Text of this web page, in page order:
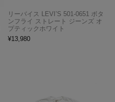
リーバイス LEVI’S 501-0651 ボタ
ンフライ ストレート ジーンズ オ
プティックホワイト
¥13,980